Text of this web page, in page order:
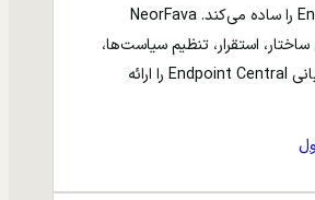
امنیتی Endpoint را ساده می‌کند. NeorFava
ساختار، استقرار، تنظیم سیاست‌ها،
آموزش و پشتیبانی Endpoint Central را ارائه